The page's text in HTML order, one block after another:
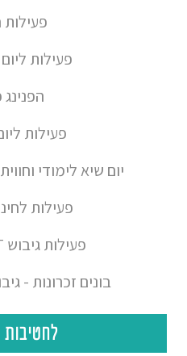
פעילות
פעילות
הפנינג
פעילות
יום שיא לימודי
פעילות
פעילות גיבוש ODT למורים
בונים זכרונות -
לחטיבות